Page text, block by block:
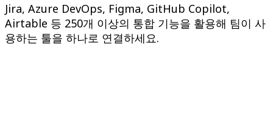
Jira, Azure DevOps, Figma, GitHub Copilot,
Airtable 등 250개 이상의 통합 기능을 활용해 팀이 사
용하는 툴을 하나로 연결하세요.